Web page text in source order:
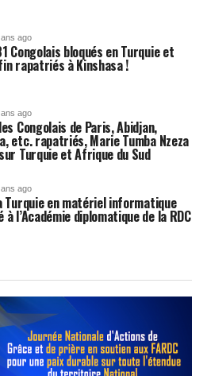
ago
Congolais bloqués en Turquie et
rapatriés à Kinshasa !
ago
Congolais de Paris, Abidjan,
etc. rapatriés, Marie Tumba Nzeza
Turquie et Afrique du Sud
ago
Turquie en matériel informatique
l’Académie diplomatique de la RDC